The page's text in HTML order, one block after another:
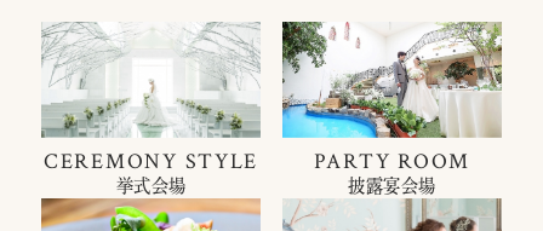
CEREMONY STYLE
挙式会場
PARTY ROOM
披露宴会場